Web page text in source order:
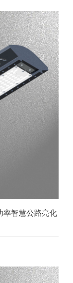
率智慧公路亮化